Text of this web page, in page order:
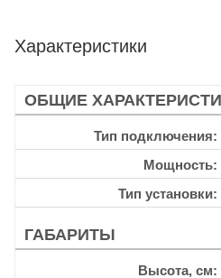
Характеристики
ОБЩИЕ
Тип подключения
Мощность
Тип установки
ГАБАРИТЫ
Высота, см